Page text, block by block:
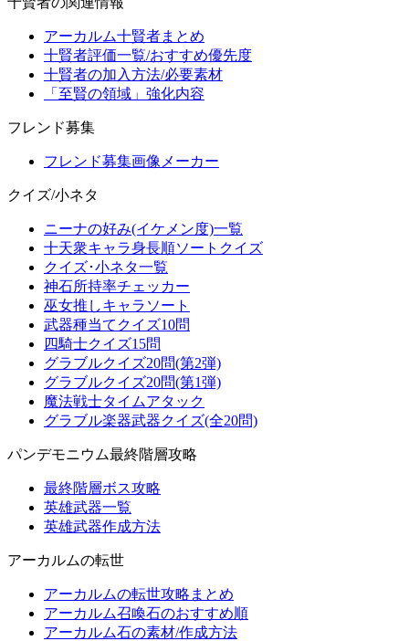
アーカルム十賢者まとめ
十賢者評価一覧/おすすめ優先度
十賢者の加入方法/必要素材
「至賢の領域」強化内容
フレンド募集
フレンド募集画像メーカー
クイズ/小ネタ
ニーナの好み(イケメン度)一覧
十天衆キャラ身長順ソートクイズ
クイズ･小ネタ一覧
神石所持率チェッカー
巫女推しキャラソート
武器種当てクイズ10問
四騎士クイズ15問
グラブルクイズ20問(第2弾)
グラブルクイズ20問(第1弾)
魔法戦士タイムアタック
グラブル楽器武器クイズ(全20問)
パンデモニウム最終階層攻略
最終階層ボス攻略
英雄武器一覧
英雄武器作成方法
アーカルムの転世
アーカルムの転世攻略まとめ
アーカルム召喚石のおすすめ順
アーカルム石の素材/作成方法